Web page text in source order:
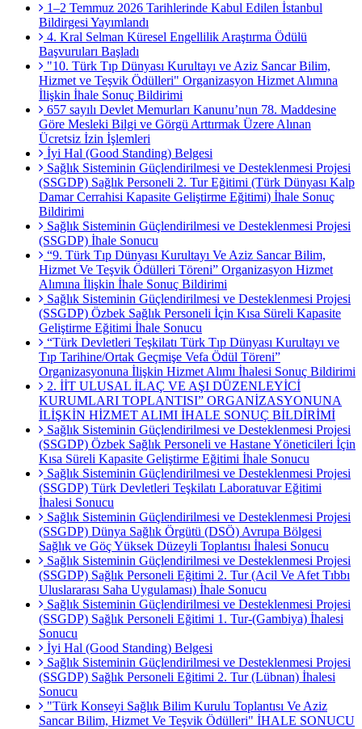
1–2 Temmuz 2026 Tarihlerinde Kabul Edilen İstanbul
Bildirgesi Yayımlandı
4. Kral Selman Küresel Engellilik Araştırma Ödülü
Başvuruları Başladı
"10. Türk Tıp Dünyası Kurultayı ve Aziz Sancar Bilim,
Hizmet ve Teşvik Ödülleri" Organizasyon Hizmet Alımına
İlişkin İhale Sonuç Bildirimi
657 sayılı Devlet Memurları Kanunu’nun 78. Maddesine
Göre Mesleki Bilgi ve Görgü Arttırmak Üzere Alınan
Ücretsiz İzin İşlemleri
İyi Hal (Good Standing) Belgesi
Sağlık Sisteminin Güçlendirilmesi ve Desteklenmesi Projesi
(SSGDP) Sağlık Personeli 2. Tur Eğitimi (Türk Dünyası Kalp
Damar Cerrahisi Kapasite Geliştirme Eğitimi) İhale Sonuç
Bildirimi
Sağlık Sisteminin Güçlendirilmesi ve Desteklenmesi Projesi
(SSGDP) İhale Sonucu
“9. Türk Tıp Dünyası Kurultayı Ve Aziz Sancar Bilim,
Hizmet Ve Teşvik Ödülleri Töreni” Organizasyon Hizmet
Alımına İlişkin İhale Sonuç Bildirimi
Sağlık Sisteminin Güçlendirilmesi ve Desteklenmesi Projesi
(SSGDP) Özbek Sağlık Personeli İçin Kısa Süreli Kapasite
Geliştirme Eğitimi İhale Sonucu
“Türk Devletleri Teşkilatı Türk Tıp Dünyası Kurultayı ve
Tıp Tarihine/Ortak Geçmişe Vefa Ödül Töreni”
Organizasyonuna İlişkin Hizmet Alımı İhalesi Sonuç Bildirimi
2. İİT ULUSAL İLAÇ VE AŞI DÜZENLEYİCİ
KURUMLARI TOPLANTISI” ORGANİZASYONUNA
İLİŞKİN HİZMET ALIMI İHALE SONUÇ BİLDİRİMİ
Sağlık Sisteminin Güçlendirilmesi ve Desteklenmesi Projesi
(SSGDP) Özbek Sağlık Personeli ve Hastane Yöneticileri İçin
Kısa Süreli Kapasite Geliştirme Eğitimi İhale Sonucu
Sağlık Sisteminin Güçlendirilmesi ve Desteklenmesi Projesi
(SSGDP) Türk Devletleri Teşkilatı Laboratuvar Eğitimi
İhalesi Sonucu
Sağlık Sisteminin Güçlendirilmesi ve Desteklenmesi Projesi
(SSGDP) Dünya Sağlık Örgütü (DSÖ) Avrupa Bölgesi
Sağlık ve Göç Yüksek Düzeyli Toplantısı İhalesi Sonucu
Sağlık Sisteminin Güçlendirilmesi ve Desteklenmesi Projesi
(SSGDP) Sağlık Personeli Eğitimi 2. Tur (Acil Ve Afet Tıbbı
Uluslararası Saha Uygulaması) İhale Sonucu
Sağlık Sisteminin Güçlendirilmesi ve Desteklenmesi Projesi
(SSGDP) Sağlık Personeli Eğitimi 1. Tur-(Gambiya) İhalesi
Sonucu
İyi Hal (Good Standing) Belgesi
Sağlık Sisteminin Güçlendirilmesi ve Desteklenmesi Projesi
(SSGDP) Sağlık Personeli Eğitimi 2. Tur (Lübnan) İhalesi
Sonucu
"Türk Konseyi Sağlık Bilim Kurulu Toplantısı Ve Aziz
Sancar Bilim, Hizmet Ve Teşvik Ödülleri" İHALE SONUCU